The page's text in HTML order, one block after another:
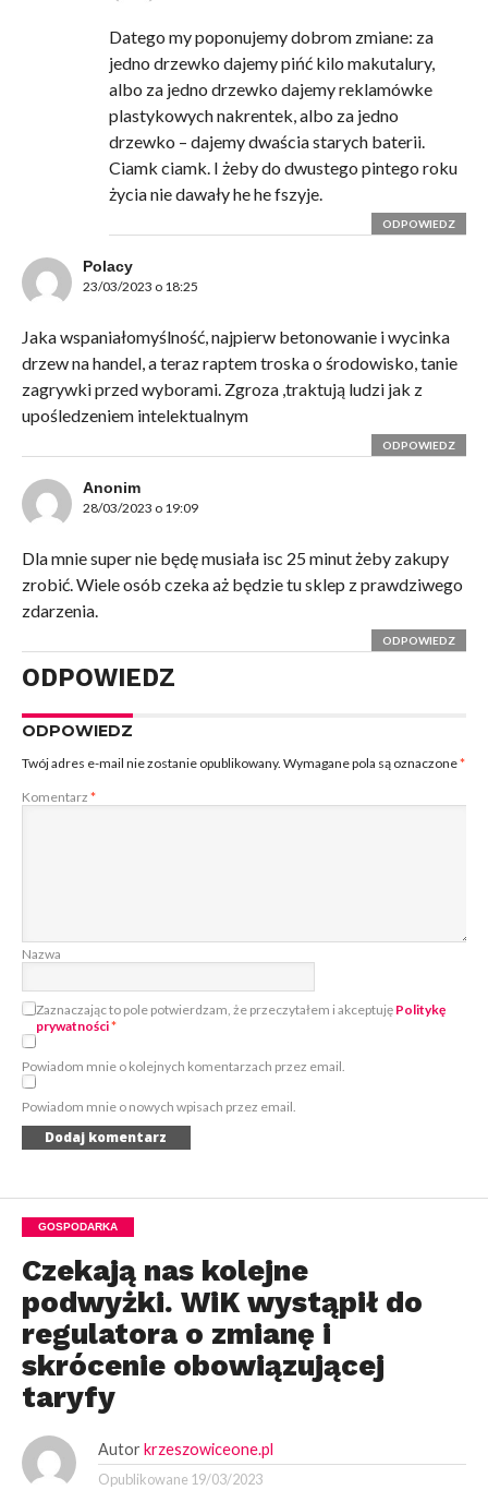
Datego my poponujemy dobrom zmiane: za
jedno drzewko dajemy pińć kilo makutalury,
albo za jedno drzewko dajemy reklamówke
plastykowych nakrentek, albo za jedno
drzewko – dajemy dwaścia starych baterii.
Ciamk ciamk. I żeby do dwustego pintego roku
życia nie dawały he he fszyje.
ODPOWIEDZ
Polacy
23/03/2023 o 18:25
Jaka wspaniałomyślność, najpierw betonowanie i wycinka
drzew na handel, a teraz raptem troska o środowisko, tanie
zagrywki przed wyborami. Zgroza ,traktują ludzi jak z
upośledzeniem intelektualnym
ODPOWIEDZ
Anonim
28/03/2023 o 19:09
Dla mnie super nie będę musiała isc 25 minut żeby zakupy
zrobić. Wiele osób czeka aż będzie tu sklep z prawdziwego
zdarzenia.
ODPOWIEDZ
ODPOWIEDZ
ODPOWIEDZ
Twój adres e-mail nie zostanie opublikowany. Wymagane pola są oznaczone*
Komentarz *
Nazwa
Zaznaczając to pole potwierdzam, że przeczytałem i akceptuję Politykę
prywatności*
Powiadom mnie o kolejnych komentarzach przez email.
Powiadom mnie o nowych wpisach przez email.
GOSPODARKA
Czekają nas kolejne
podwyżki. WiK wystąpił do
regulatora o zmianę i
skrócenie obowiązującej
taryfy
Autor krzeszowiceone.pl
Opublikowane 19/03/2023